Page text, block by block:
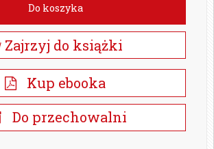
Do koszyka
Zajrzyj do książki
Kup ebooka
Do przechowalni